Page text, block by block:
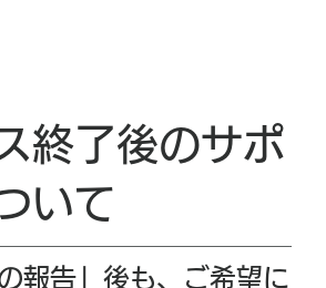
終了後のサポ
いて
報告」後も、ご希望に